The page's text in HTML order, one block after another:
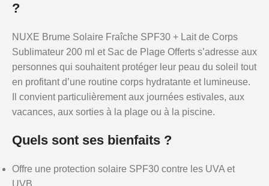
?
NUXE Brume Solaire Fraîche SPF30 + Lait de Corps
Sublimateur 200 ml et Sac de Plage Offerts s’adresse aux
personnes qui souhaitent protéger leur peau du soleil tout
en profitant d’une routine corps hydratante et lumineuse.
Il convient particulièrement aux journées estivales, aux
vacances, aux sorties à la plage ou à la piscine.
Quels sont ses bienfaits ?
Offre une protection solaire SPF30 contre les UVA et
UVB.